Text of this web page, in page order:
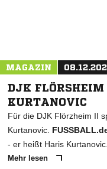
MAGAZIN
DJK
KURTANOVIC
Für die DJK Flörzheim II
Kurtanovic.
- er heißt Haris Kurtanovic.
Mehr lesen